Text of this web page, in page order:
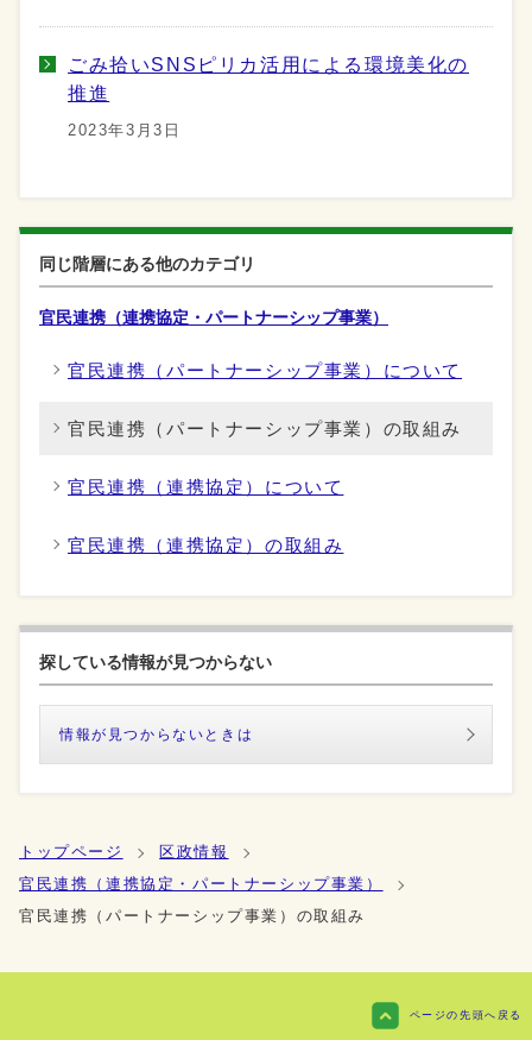
ごみ拾いSNSピリカ活用による環境美化の
推進
2023年3月3日
同じ階層にある他のカテゴリ
官民連携（連携協定・パートナーシップ事業）
官民連携（パートナーシップ事業）について
官民連携（パートナーシップ事業）の取組み
官民連携（連携協定）について
官民連携（連携協定）の取組み
探している情報が見つからない
情報が見つからないときは
トップページ
区政情報
官民連携（連携協定・パートナーシップ事業）
官民連携（パートナーシップ事業）の取組み
ページの先頭へ戻る